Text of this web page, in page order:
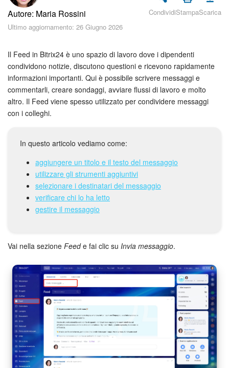
Piani e pagamento
Sicurezza in Bitrix24
Come iniziare?
CoPilot: IA in Bitrix24
Feed
Calendario
Bitrix24 Drive
Incarichi e progetti
Progetti IA
CRM
Prenotazione online
Autore: Maria Rossini
Ultimo aggiornamento: 26 Giugno 2026
CondividiStampaScarica
Il Feed in Bitrix24 è uno spazio di lavoro dove i dipendenti
condividono notizie, discutono questioni e ricevono rapidamente
informazioni importanti. Qui è possibile scrivere messaggi e
commentarli, creare sondaggi, avviare flussi di lavoro e molto
altro. Il Feed viene spesso utilizzato per condividere messaggi
con i colleghi.
In questo articolo vediamo come:
aggiungere un titolo e il testo del messaggio
utilizzare gli strumenti aggiuntivi
selezionare i destinatari del messaggio
verificare chi lo ha letto
gestire il messaggio
Vai nella sezione Feede fai clic su Invia messaggio.